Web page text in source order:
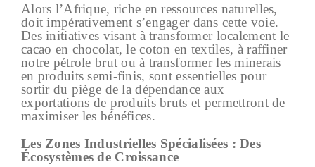
Alors l’Afrique, riche en ressources naturelles,
doit impérativement s’engager dans cette voie.
Des initiatives visant à transformer localement le
cacao en chocolat, le coton en textiles, à raffiner
notre pétrole brut ou à transformer les minerais
en produits semi-finis, sont essentielles pour
sortir du piège de la dépendance aux
exportations de produits bruts et permettront de
maximiser les bénéfices.
Les Zones Industrielles Spécialisées : Des
Écosystèmes de Croissance